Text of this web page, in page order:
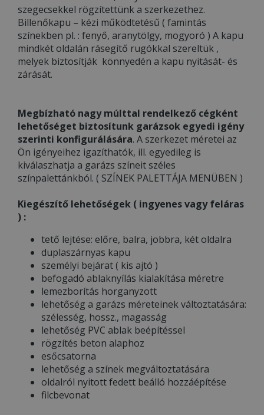
szegecsekkel rögzítettünk a szerkezethez.
Billenőkapu – kézi működtetésű ( famintás
színekben pl. : fenyő, aranytölgy, mogyoró ) A kapu
mindkét oldalán rásegítő rugókkal szereltük ,
melyek biztosítják könnyedén a kapu nyitását- és
zárását.
Megbízható nagy múlttal rendelkező cégként
lehetőséget biztosítunk garázsok egyedi igény
szerinti konfigurálására. A szerkezet méretei az
Ön igényeihez igazíthatók, ill. egyedileg is
kiválaszhatja a garázs színeit széles
színpalettánkból. ( SZÍNEK PALETTÁJA MENÜBEN )
Kiegészítő lehetőségek ( ingyenes vagy feláras
) :
tető lejtése: előre, balra, jobbra, két oldalra
duplaszárnyas kapu
személyi bejárat ( kis ajtó )
befogadó ablaknyílás kialakítása méretre
lemezborítás horganyzott
lehetőség a garázs méreteinek változtatására:
szélesség, hossz., magasság
lehetőség PVC ablak beépítéssel
rögzítés beton alaphoz
esőcsatorna
lehetőség a színek megváltoztatására
oldalról nyitott fedett beálló hozzáépítése
filcbevonat